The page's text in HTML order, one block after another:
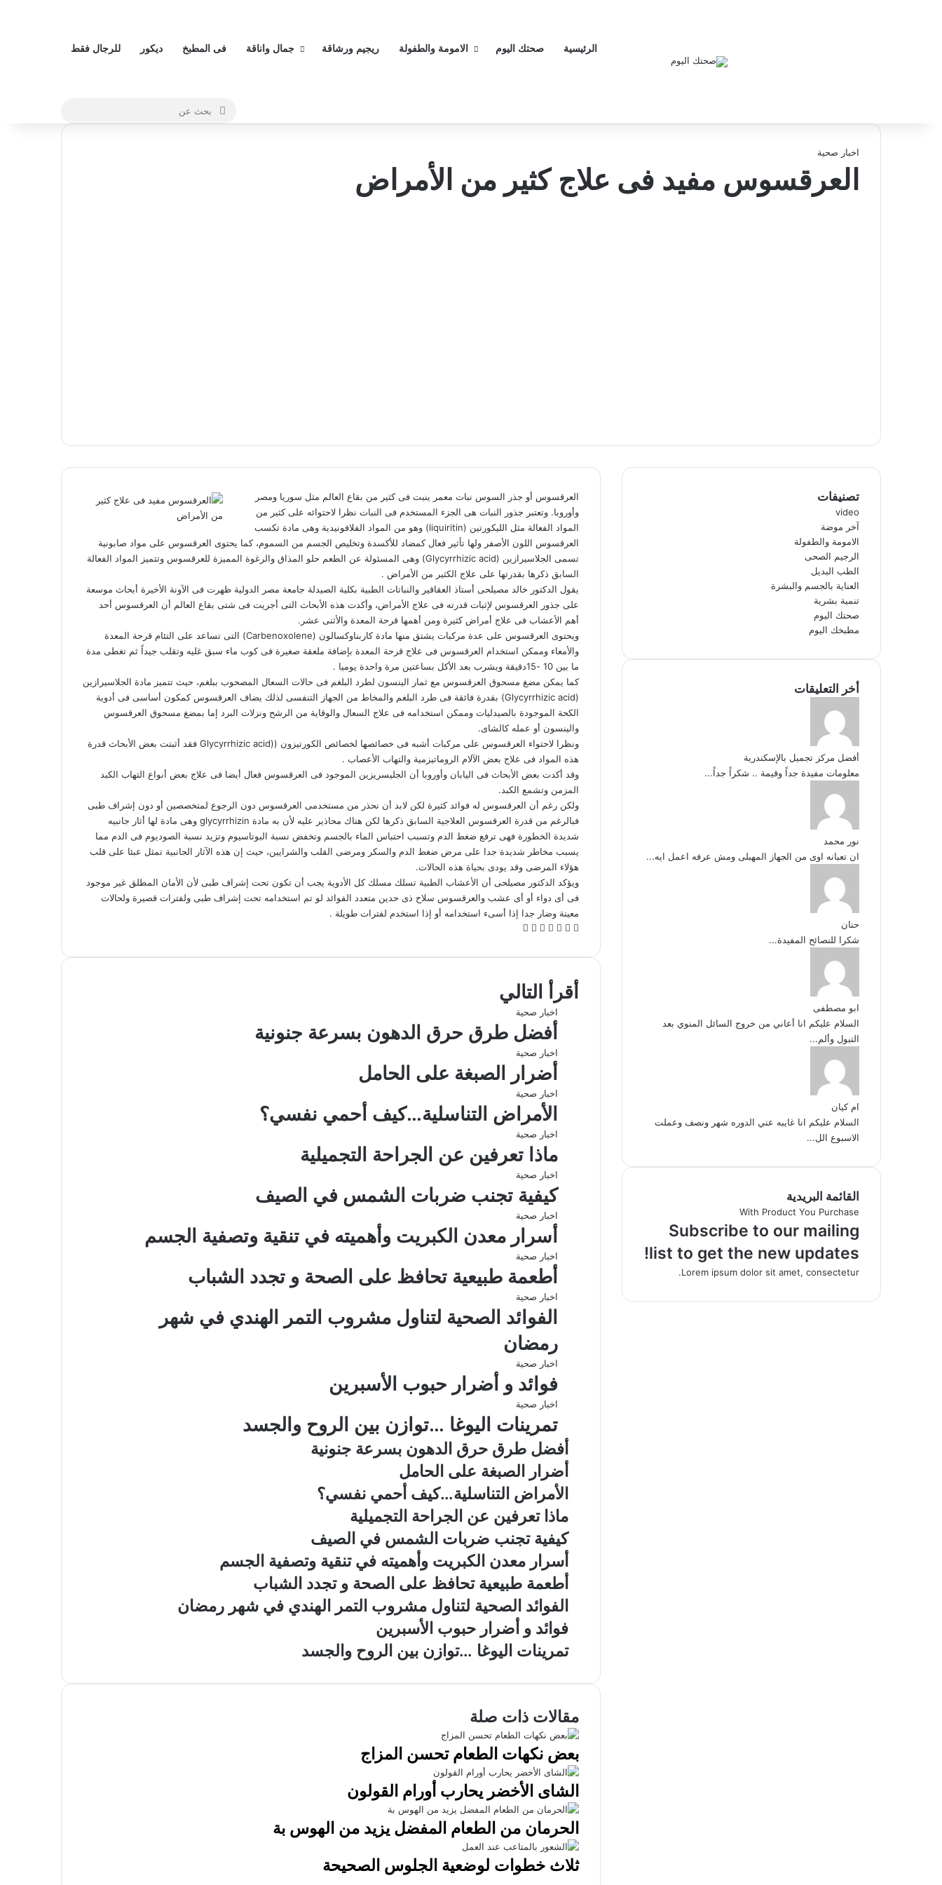
الرئيسية صحتك اليوم الامومة والطفولة ريجيم ورشاقة جمال واناقة فى المطبخ ديكور للرجال فقط
بحث
اخبار صحية
العرقسوس مفيد فى علاج كثير من الأمراض
العرقسوس أو جذر السوس نبات معمر ينبت فى كثير من بقاع العالم مثل سوريا ومصر
وأوروبا. وتعتبر جذور النبات هى الجزء المستخدم فى النبات نظرا لاحتوائه على كثير من
المواد الفعالة مثل الليكورتين (liquiritin) وهو من المواد الفلافونيدية وهى مادة تكسب
العرقسوس اللون الأصفر ولها تأثير فعال كمضاد للأكسدة وتخليص الجسم من السموم، كما يحتوى العرقسوس على مواد صابونية
تسمى الجلاسيرازين (Glycyrrhizic acid) وهى المسئولة عن الطعم حلو المذاق والرغوة المميزة للعرقسوس وتتميز المواد الفعالة
السابق ذكرها بقدرتها على علاج الكثير من الأمراض .
يقول الدكتور خالد مصيلحى أستاذ العقاقير والنباتات الطبية بكلية الصيدلة جامعة مصر الدولية ظهرت فى الآونة الأخيرة أبحاث موسعة
على جذور العرقسوس لإثبات قدرته فى علاج الأمراض، وأكدت هذه الأبحاث التى أجريت فى شتى بقاع العالم أن العرقسوس أحد
أهم الأعشاب فى علاج أمراض كثيرة ومن أهمها قرحة المعدة والأثنى عشر.
ويحتوى العرقسوس على عدة مركبات يشتق منها مادة كاربناوكسالون (Carbenoxolene) التى تساعد على التئام قرحة المعدة
والأمعاء وممكن استخدام العرقسوس فى علاج قرحة المعدة بإضافة ملعقة صغيرة فى كوب ماء سبق غليه وتقلب جيداً ثم تغطى مدة
ما بين 10 -15دقيقة ويشرب بعد الأكل بساعتين مرة واحدة يوميا .
كما يمكن مضغ مسحوق العرقسوس مع ثمار الينسون لطرد البلغم فى حالات السعال المصحوب ببلغم، حيث تتميز مادة الجلاسيرازين
(Glycyrrhizic acid) بقدرة فائقة فى طرد البلغم والمخاط من الجهاز التنفسى لذلك يضاف العرقسوس كمكون أساسى فى أدوية
الكحة الموجودة بالصيدليات وممكن استخدامه فى علاج السعال والوقاية من الرشح ونزلات البرد إما بمضغ مسحوق العرقسوس
والينسون أو عمله كالشاى.
ونظرا لاحتواء العرقسوس على مركبات أشبه فى خصائصها لخصائص الكورتيزون ((Glycyrrhizic acid فقد أثبتت بعض الأبحاث قدرة
هذه المواد فى علاج بعض الآلام الروماتيزمية والتهاب الأعصاب .
وقد أكدت بعض الأبحاث فى اليابان وأوروبا أن الجليسريزين الموجود فى العرقسوس فعال أيضا فى علاج بعض أنواع التهاب الكبد
المزمن وتشمع الكبد.
ولكن رغم أن العرقسوس له فوائد كثيرة لكن لابد أن نحذر من مستخدمى العرقسوس دون الرجوع لمتخصصين أو دون إشراف طبى
فبالرغم من قدرة العرقسوس العلاجية السابق ذكرها لكن هناك محاذير عليه لأن به مادة glycyrrhizin وهى مادة لها أثار جانبيه
شديدة الخطورة فهى ترفع ضغط الدم وتسبب احتباس الماء بالجسم وتخفض نسبة البوتاسيوم وتزيد نسبة الصوديوم فى الدم مما
يسبب مخاطر شديدة جدا على مرض ضغط الدم والسكر ومرضى القلب والشرايين، حيث إن هذه الآثار الجانبية تمثل عبئا على قلب
هؤلاء المرضى وقد يودى بحياة هذه الحالات.
ويؤكد الدكتور مصيلحى أن الأعشاب الطبية تسلك مسلك كل الأدوية يجب أن تكون تحت إشراف طبى لأن الأمان المطلق غير موجود
فى أى دواء أو أى عشب والعرقسوس سلاح ذى حدين متعدد الفوائد لو تم استخدامه تحت إشراف طبى ولفترات قصيرة ولحالات
معينة وضار جدا إذا أسىء استخدامه أو إذا استخدم لفترات طويلة .
ف
س
و
ك
ل
ن
د
إ
ن
و
ت
ب
ت
ل
ر
ا
م
م
ا
ك
ة
ع
ي
د
ا
ة
أقرأ التالي
اخبار صحية
أفضل طرق حرق الدهون بسرعة جنونية
اخبار صحية
أضرار الصبغة على الحامل
اخبار صحية
الأمراض التناسلية…كيف أحمي نفسي؟
اخبار صحية
ماذا تعرفين عن الجراحة التجميلية
اخبار صحية
كيفية تجنب ضربات الشمس في الصيف
اخبار صحية
أسرار معدن الكبريت وأهميته في تنقية وتصفية الجسم
اخبار صحية
أطعمة طبيعية تحافظ على الصحة و تجدد الشباب
اخبار صحية
الفوائد الصحية لتناول مشروب التمر الهندي في شهر
رمضان
اخبار صحية
فوائد و أضرار حبوب الأسبرين
اخبار صحية
تمرينات اليوغا …توازن بين الروح والجسد
أفضل طرق حرق الدهون بسرعة جنونية
أضرار الصبغة على الحامل
الأمراض التناسلية…كيف أحمي نفسي؟
ماذا تعرفين عن الجراحة التجميلية
كيفية تجنب ضربات الشمس في الصيف
أسرار معدن الكبريت وأهميته في تنقية وتصفية الجسم
أطعمة طبيعية تحافظ على الصحة و تجدد الشباب
الفوائد الصحية لتناول مشروب التمر الهندي في شهر رمضان
فوائد و أضرار حبوب الأسبرين
تمرينات اليوغا …توازن بين الروح والجسد
مقالات ذات صلة
بعض نكهات الطعام تحسن المزاج
الشاى الأخضر يحارب أورام القولون
الحرمان من الطعام المفضل يزيد من الهوس بة
ثلاث خطوات لوضعية الجلوس الصحيحة
تصنيفات
video
آخر موضة
الامومة والطفولة
الرجيم الصحى
الطب البديل
العناية بالجسم والبشرة
تنمية بشرية
صحتك اليوم
مطبخك اليوم
أخر التعليقات
أفضل مركز تجميل بالإسكندرية
معلومات مفيدة جداً وقيمة .. شكراً جداً...
نور محمد
ان تعبانه اوى من الجهاز المهبلى ومش عرفه اعمل ايه...
حنان
شكرا للنصائح المفيدة...
ابو مصطفى
السلام عليكم انا أعاني من خروج السائل المنوي بعد
التبول وألم...
ام كيان
السلام عليكم انا غايبه عني الدوره شهر ونصف وعملت
الاسبوع الل...
القائمة البريدية
With Product You Purchase
Subscribe to our mailing
list to get the new updates!
Lorem ipsum dolor sit amet, consectetur.